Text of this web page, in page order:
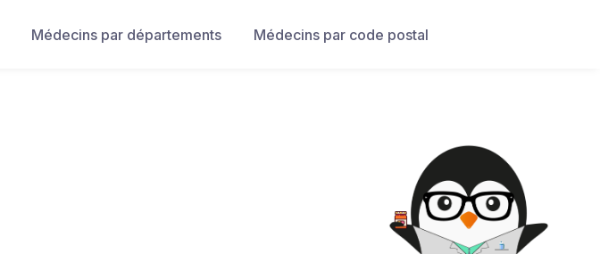
Médecins par départements Médecins par code postal